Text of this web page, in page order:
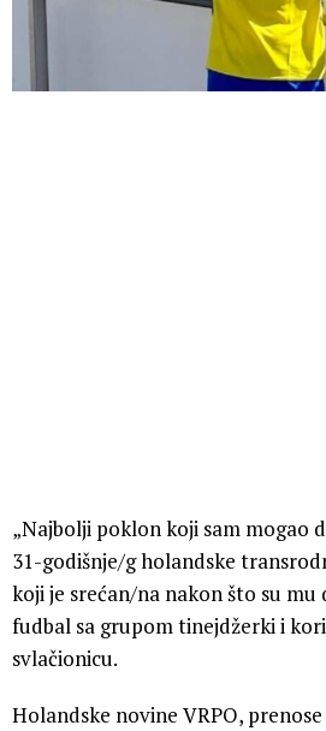
„Najbolji poklon koji sam mogao
31-godišnje/g holandske
koji je srećan/na nakon što su
fudbal sa grupom tinejdžerki i
svlačionicu.
Holandske novine VRPO,